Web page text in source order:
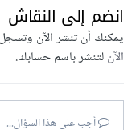
انضم إلى النقاش
يمكنك أن تنشر الآن
الآنلتنشر باسم حسابك.
أجب على هذا السؤال...